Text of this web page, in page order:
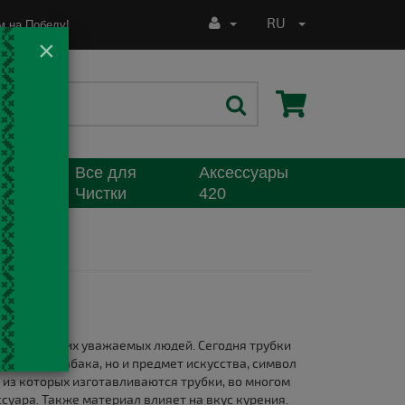
на Победу! RU
Все для
Чистки
Аксессуары
420
многих уважаемых людей. Сегодня трубки
табака, но и предмет искусства, символ
которых изготавливаются трубки, во многом
Также материал влияет на вкус курения.
×